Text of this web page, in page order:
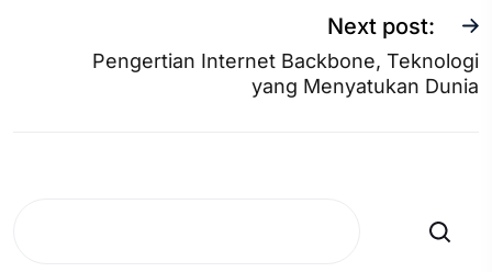
Next post:
Pengertian Internet Backbone, Teknologi
yang Menyatukan Dunia
Search